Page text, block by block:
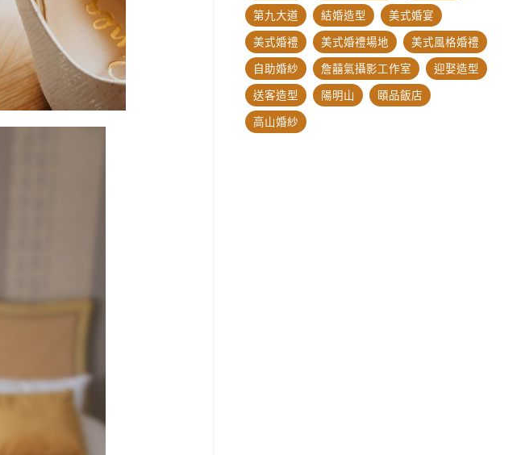
第九大道 結婚造型 美式婚宴
美式婚禮 美式婚禮場地 美式風格婚禮
自助婚紗 詹囍氣攝影工作室 迎娶造型
送客造型 陽明山 頤品飯店
高山婚紗